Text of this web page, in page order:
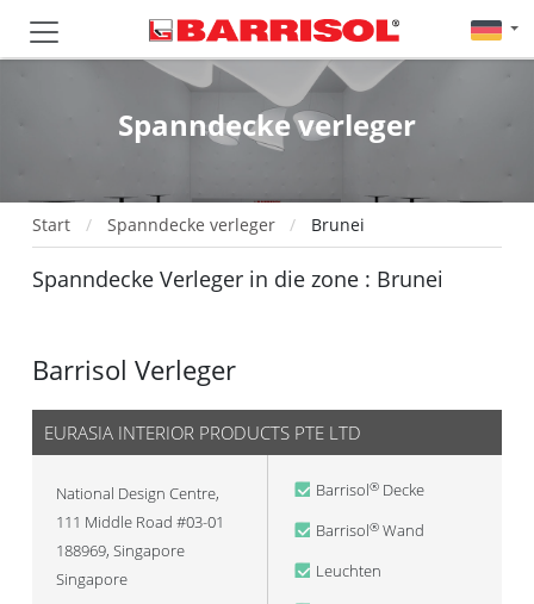
Spanndecke verleger
Start Spanndecke verleger Brunei
Spanndecke Verleger in die zone : Brunei
Barrisol Verleger
EURASIA INTERIOR PRODUCTS PTE LTD
National Design Centre,
111 Middle Road #03-01
188969, Singapore
Singapore
Barrisol® Decke
Barrisol® Wand
Leuchten